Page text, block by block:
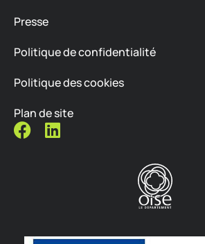
Presse
Politique de confidentialité
Politique des cookies
Plan de site